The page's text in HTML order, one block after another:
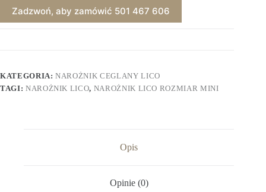
Zadzwoń, aby zamówić 501 467 606
KATEGORIA:NAROŻNIK CEGLANY LICO
TAGI: NAROŻNIK LICO, NAROŻNIK LICO ROZMIAR MINI
Opis
Opinie (0)